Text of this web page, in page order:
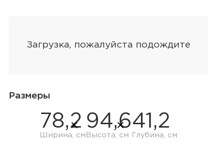
Размеры
78,2
Ширина, см
94,6
Высота, см
41,2
Глубина, см